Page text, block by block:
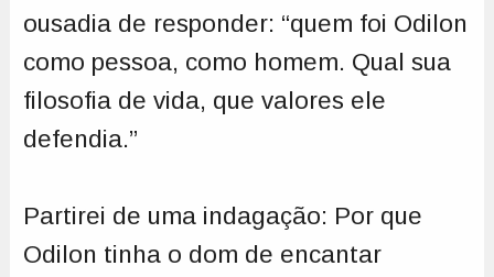
ousadia de responder: “quem foi Odilon
como pessoa, como homem. Qual sua
filosofia de vida, que valores ele
defendia.”
Partirei de uma indagação: Por que
Odilon tinha o dom de encantar